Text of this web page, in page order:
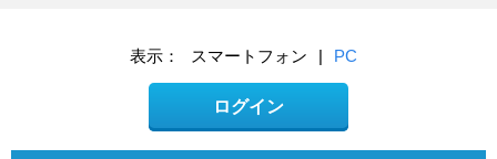
表示： スマートフォン PC
ログイン